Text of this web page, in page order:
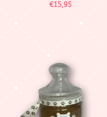
€15,95